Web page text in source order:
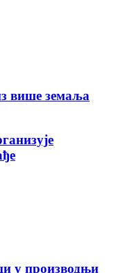
више земаља
у производњи